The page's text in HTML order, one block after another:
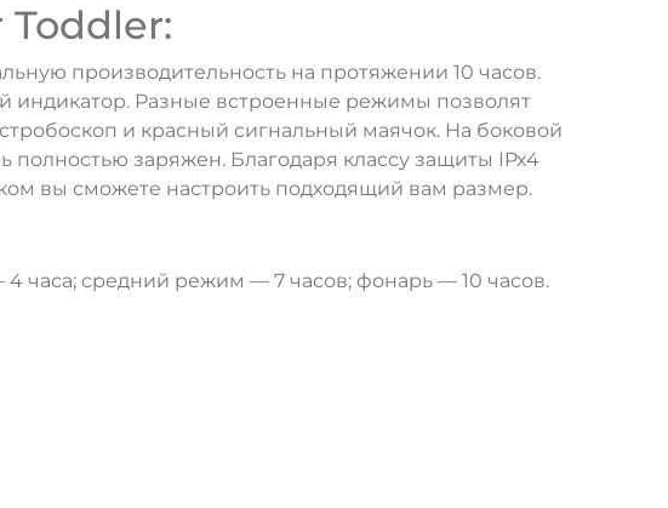
производительность на протяжении 10 часов.
индикатор. Разные встроенные режимы позволят
и красный сигнальный маячок. На боковой
полностью заряжен. Благодаря классу защиты IPx4
вы сможете настроить подходящий вам размер.
средний режим — 7 часов; фонарь — 10 часов.